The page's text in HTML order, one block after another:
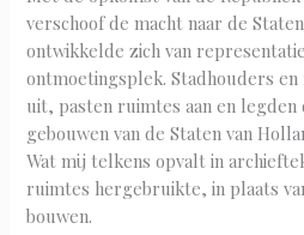
verschoof de macht naar de
ontwikkelde zich van
ontmoetingsplek. Stadhouders
uit, pasten ruimtes aan en legden
gebouwen van de Staten van
Wat mij telkens opvalt in
ruimtes hergebruikte, in plaats
bouwen.